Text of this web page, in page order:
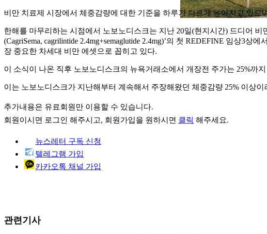
비만 치료제 시장에서 체중감량에 대한 기준을 하루가 다르게 높아지고 있
한해를 마무리하는 시점에서 노보노디스크는 지난 20일(현지시간) 드디어
(CagriSema, cagrilintide 2.4mg+semaglutide 2.4mg)’의 첫 REDEFINE 임상3
장 중요한 차세대 비만 에셋으로 꼽히고 있다.
이 소식이 나온 직후 노보노디스크의 뉴욕거래소에서 개장전 주가는 25%까
이는 노보노디스크가 지난해부터 계속해서 주장해왔던 체중감량 25% 이상
추가내용은 유료회원만 이용할 수 있습니다.
회원이시면 로그인 해주시고, 회원가입을 원하시면 클릭 해주세요.
뉴스레터 구독 신청
텔레그램 가입
카카오톡 채널 가입
관련기사